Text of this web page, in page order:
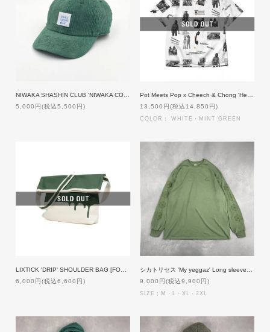
5,000円(税込5,500円)
13,500円(税込14,850円)
COLOR： WHITE・MINT GREEN
6,000円(税込6,600円)
9,000円(税込9,900円)
SIZE：M・L・XL・2XL